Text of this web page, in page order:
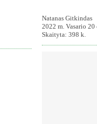
Natanas Gitkindas
2022 m. Vasario 20
Skaityta: 398 k.